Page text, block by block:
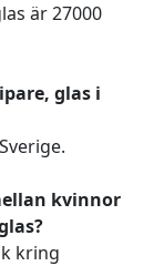
är 27000
glas i
kvinnor
kring